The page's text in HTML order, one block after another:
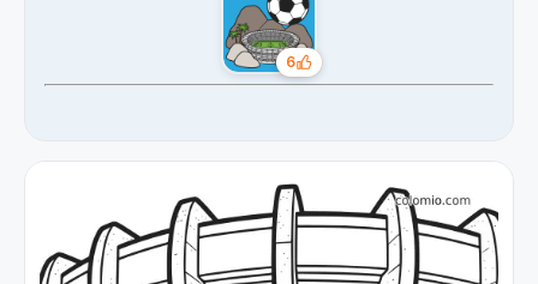
6
Tykkäykset